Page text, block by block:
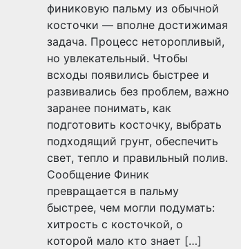
финиковую пальму из обычной
косточки — вполне достижимая
задача. Процесс неторопливый,
но увлекательный. Чтобы
всходы появились быстрее и
развивались без проблем, важно
заранее понимать, как
подготовить косточку, выбрать
подходящий грунт, обеспечить
свет, тепло и правильный полив.
Сообщение Финик
превращается в пальму
быстрее, чем могли подумать:
хитрость с косточкой, о
которой мало кто знает […]